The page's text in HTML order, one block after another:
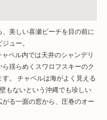
美しい喜瀬ビーチを目の前に
ュー。
ペル内では天井のシャンデリ
揺らめくスワロフスキーのク
。 チャペルは海がよく見える
もないという沖縄でも珍しい
る一面の窓から、圧巻のオー